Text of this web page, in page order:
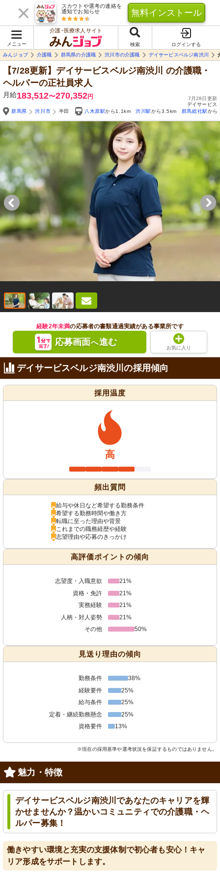
スカウトや選考の連絡を
通知でお知らせ
無料インストール
メニュー
介護･医療求人サイト
検索
ログインする
みんジョブ
介護職 群馬県の介護職 渋川市の介護職 デイサービスベルジ南渋川
【7/28更新】デイサービスベルジ南渋川
の介護職・
ヘルパーの正社員求人
月給183,512〜270,352円
7月28日更新
デイサービス
群馬県
渋川市 半田 八木原駅から1.1km 渋川駅から3.5km 群馬総社駅から
経験2年未満の応募者の書類通過実績がある事業所です
応募画面へ進む
お気に入り
デイサービスベルジ南渋川の採用傾向
採用温度
高
頻出質問
給与や休日など希望する勤務条件
希望する勤務時間や働き方
転職に至った理由や背景
これまでの職務経歴や経験
志望理由や応募のきっかけ
高評価ポイントの傾向
志望度・入職意欲
21%
資格・免許
21%
実務経験
21%
人柄・対人姿勢
21%
その他
50%
見送り理由の傾向
勤務条件
38%
経験要件
25%
給与条件
25%
定着・継続勤務懸念
25%
資格要件
13%
※現在の採用基準や選考状況を保証するものではありません。
魅力・特徴
デイサービスベルジ南渋川であなたのキャリアを輝
かせませんか？温かいコミュニティでの介護職・ヘ
ルパー募集！
働きやすい環境と充実の支援体制で初心者も安心！キャ
リア形成をサポートします。